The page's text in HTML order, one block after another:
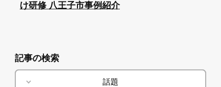
け研修 八王子市事例紹介
記事の検索
話題
話題